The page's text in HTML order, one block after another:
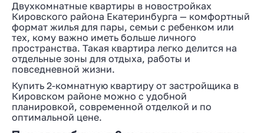
Двухкомнатные квартиры в новостройках
Кировского района Екатеринбурга — комфортный
формат жилья для пары, семьи с ребенком или
тех, кому важно иметь больше личного
пространства. Такая квартира легко делится на
отдельные зоны для отдыха, работы и
повседневной жизни.
Купить 2-комнатную квартиру от застройщика в
Кировском районе можно с удобной
планировкой, современной отделкой и по
оптимальной цене.